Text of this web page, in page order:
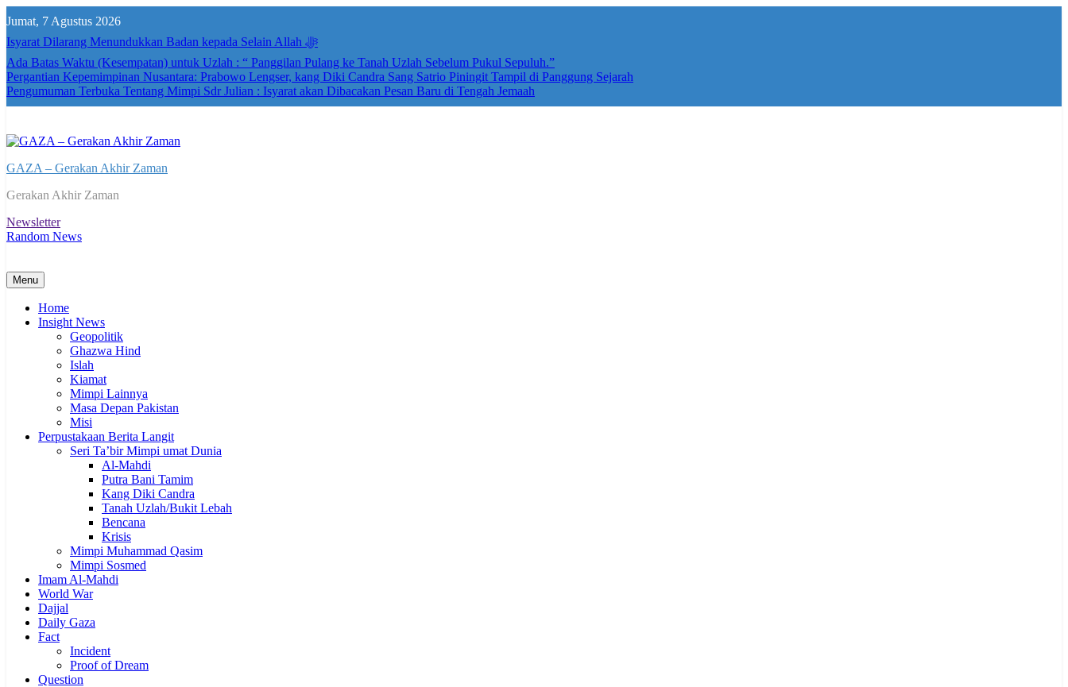
to
content
Jumat, 7 Agustus 2026
Isyarat Dilarang Menundukkan Badan kepada Selain Allah ﷻ
Ada Batas Waktu (Kesempatan) untuk Uzlah : “ Panggilan Pulang ke Tanah Uzlah Sebelum Pukul Sepuluh.”
Pergantian Kepemimpinan Nusantara: Prabowo Lengser, kang Diki Candra Sang Satrio Piningit Tampil di Panggung Sejarah
Pengumuman Terbuka Tentang Mimpi Sdr Julian : Isyarat akan Dibacakan Pesan Baru di Tengah Jemaah
GAZA – Gerakan Akhir Zaman
Gerakan Akhir Zaman
Newsletter
Random News
Menu
Home
Insight News
Geopolitik
Ghazwa Hind
Islah
Kiamat
Mimpi Lainnya
Masa Depan Pakistan
Misi
Perpustakaan Berita Langit
Seri Ta’bir Mimpi umat Dunia
Al-Mahdi
Putra Bani Tamim
Kang Diki Candra
Tanah Uzlah/Bukit Lebah
Bencana
Krisis
Mimpi Muhammad Qasim
Mimpi Sosmed
Imam Al-Mahdi
World War
Dajjal
Daily Gaza
Fact
Incident
Proof of Dream
Question